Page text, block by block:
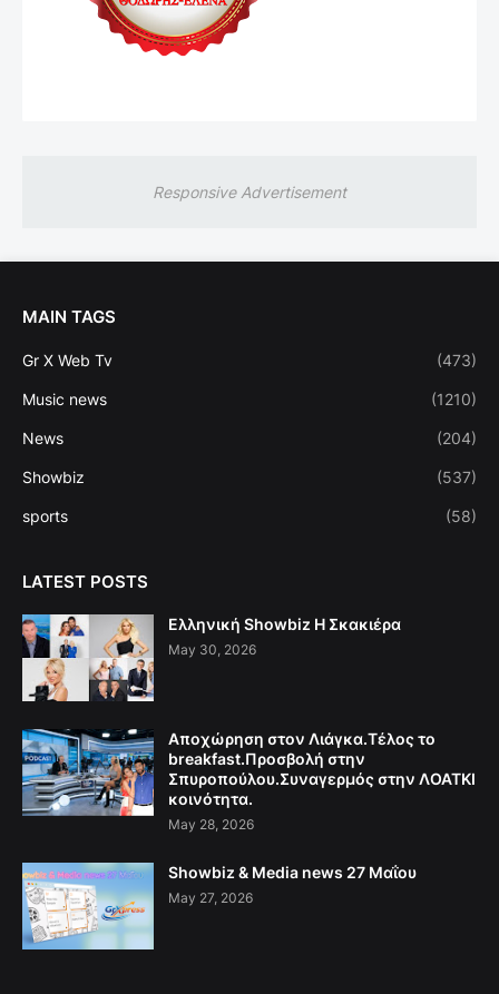
Responsive Advertisement
MAIN TAGS
Gr X Web Tv (473)
Music news (1210)
News (204)
Showbiz (537)
sports (58)
LATEST POSTS
Ελληνική Showbiz Η Σκακιέρα
May 30, 2026
Αποχώρηση στον Λιάγκα.Τέλος το
breakfast.Προσβολή στην
Σπυροπούλου.Συναγερμός στην ΛΟΑΤΚΙ
κοινότητα.
May 28, 2026
Showbiz & Media news 27 Μαΐου
May 27, 2026